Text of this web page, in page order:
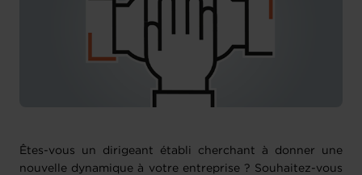
Êtes-vous un dirigeant établi cherchant à donner une
nouvelle dynamique à votre entreprise ? Souhaitez-vous